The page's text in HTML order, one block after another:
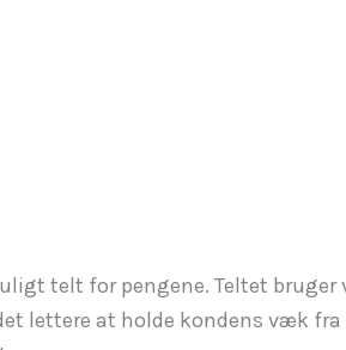
telt for pengene. Teltet
lettere at holde kondens væk fra